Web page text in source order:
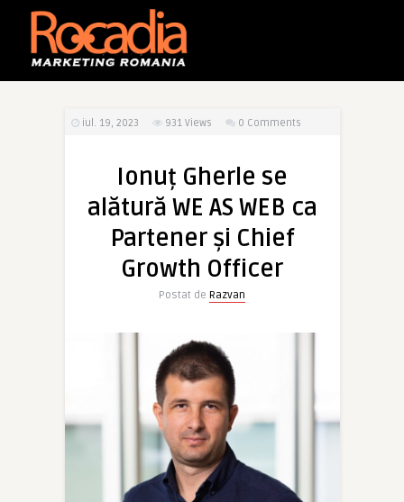
iul. 19, 2023 931 Views 0 Comments
Ionuț Gherle se
alătură WE AS WEB ca
Partener și Chief
Growth Officer
Postat de Razvan